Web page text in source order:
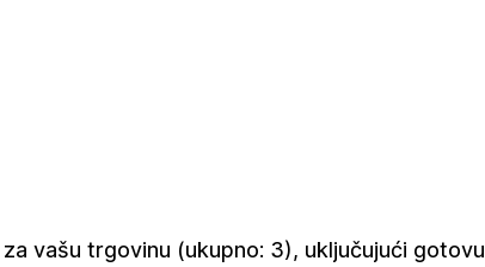
vašu trgovinu (ukupno: 3), uključujući gotovu